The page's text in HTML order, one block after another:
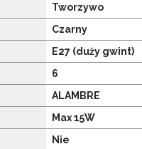
Tworzywo
Czarny
E27 (duży gwint)
6
ALAMBRE
Max 15W
Nie